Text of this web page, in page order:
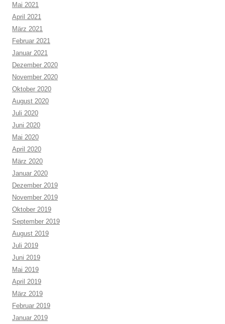
Mai 2021
April 2021
März 2021
Februar 2021
Januar 2021
Dezember 2020
November 2020
Oktober 2020
August 2020
Juli 2020
Juni 2020
Mai 2020
April 2020
März 2020
Januar 2020
Dezember 2019
November 2019
Oktober 2019
September 2019
August 2019
Juli 2019
Juni 2019
Mai 2019
April 2019
März 2019
Februar 2019
Januar 2019